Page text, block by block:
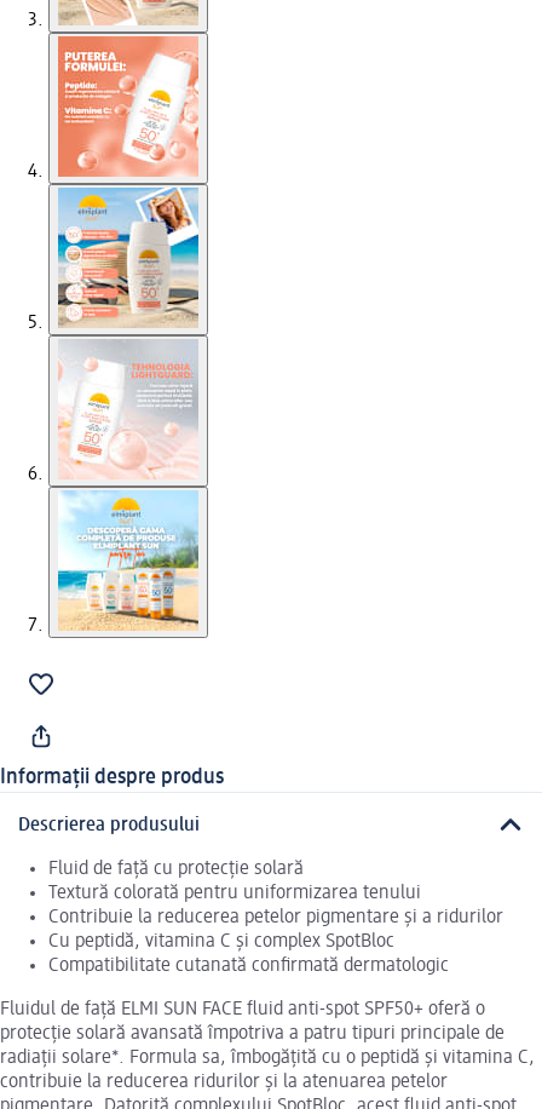
Informații despre produs
Descrierea produsului
Fluid de față cu protecție solară
Textură colorată pentru uniformizarea tenului
Contribuie la reducerea petelor pigmentare și a ridurilor
Cu peptidă, vitamina C și complex SpotBloc
Compatibilitate cutanată confirmată dermatologic
Fluidul de față ELMI SUN FACE fluid anti-spot SPF50+ oferă o
protecție solară avansată împotriva a patru tipuri principale de
radiații solare*. Formula sa, îmbogățită cu o peptidă și vitamina C,
contribuie la reducerea ridurilor și la atenuarea petelor